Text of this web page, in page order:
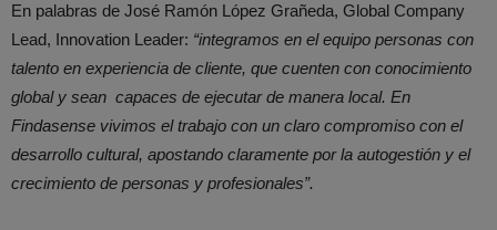
En palabras de José Ramón López Grañeda, Global Company
Lead, Innovation Leader: “integramos en el equipo personas con
talento en experiencia de cliente, que cuenten con conocimiento
global y sean capaces de ejecutar de manera local. En
Findasense vivimos el trabajo con un claro compromiso con el
desarrollo cultural, apostando claramente por la autogestión y el
crecimiento de personas y profesionales”.